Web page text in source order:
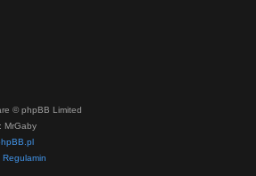
© phpBB Limited
MrGaby
Regulamin